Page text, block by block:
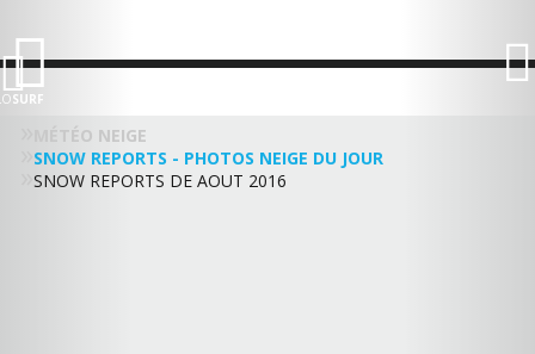
SURF
MÉTÉO NEIGE
SNOW REPORTS - PHOTOS NEIGE DU JOUR
SNOW REPORTS DE AOUT 2016